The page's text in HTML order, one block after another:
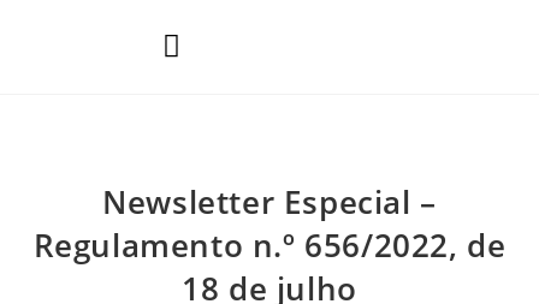
Newsletter Especial –
Regulamento n.º 656/2022, de
18 de julho